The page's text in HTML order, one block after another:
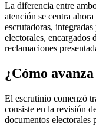
La diferencia entre
atención se centra
escrutadoras,
electorales, encargados
reclamaciones
¿Cómo
El escrutinio comenzó
consiste en la revisión
documentos electorales